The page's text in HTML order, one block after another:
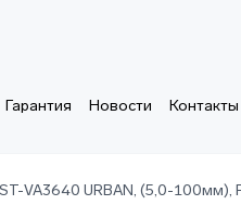
Гарантия Новости Контакты
VA3640 URBAN, (5,0-100мм),